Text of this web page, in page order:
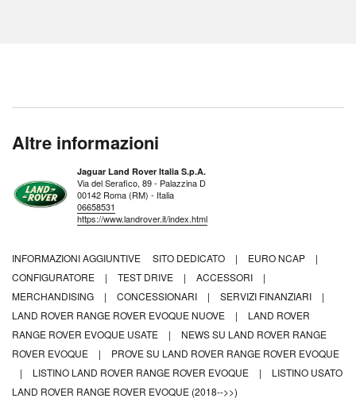
Altre informazioni
Jaguar Land Rover Italia S.p.A.
Via del Serafico, 89 - Palazzina D
00142 Roma (RM) - Italia
06658531
https://www.landrover.it/index.html
INFORMAZIONI AGGIUNTIVE SITO DEDICATO | EURO NCAP
|
CONFIGURATORE
| TEST DRIVE | ACCESSORI
|
MERCHANDISING
| CONCESSIONARI | SERVIZI FINANZIARI
|
LAND ROVER RANGE ROVER EVOQUE NUOVE
|
LAND ROVER
RANGE ROVER EVOQUE USATE
|
NEWS SU LAND ROVER RANGE
ROVER EVOQUE
|
PROVE SU LAND ROVER RANGE ROVER EVOQUE
|
LISTINO LAND ROVER RANGE ROVER EVOQUE |
LISTINO USATO
LAND ROVER RANGE ROVER EVOQUE (2018-->>)